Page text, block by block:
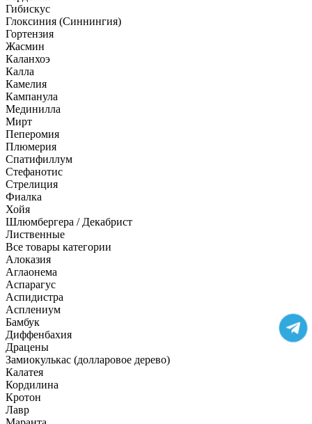
Гибискус
Глоксиния (Синнингия)
Гортензия
Жасмин
Каланхоэ
Калла
Камелия
Кампанула
Мединилла
Мирт
Пеперомия
Плюмерия
Спатифиллум
Стефанотис
Стрелиция
Фиалка
Хойя
Шлюмбергера / Декабрист
Лиственные
Все товары категории
Алоказия
Аглаонема
Аспарагус
Аспидистра
Асплениум
Бамбук
Диффенбахия
Драцены
Замиокулькас (долларовое дерево)
Калатея
Кордилина
Кротон
Лавр